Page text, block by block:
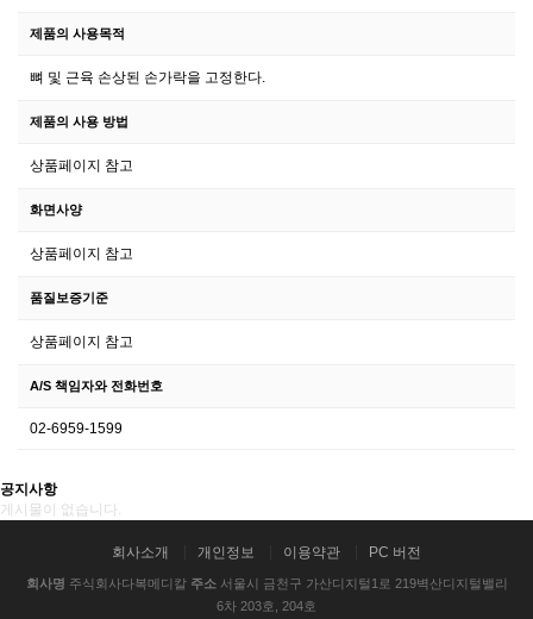
제품의 사용목적
뼈 및 근육 손상된 손가락을 고정한다.
제품의 사용 방법
상품페이지 참고
화면사양
상품페이지 참고
품질보증기준
상품페이지 참고
A/S 책임자와 전화번호
02-6959-1599
공지사항
게시물이 없습니다.
회사소개 개인정보 이용약관 PC 버전
회사명 주식회사다복메디칼 주소서울시 금천구 가산디지털1로 219벽산디지털밸리
6차 203호, 204호